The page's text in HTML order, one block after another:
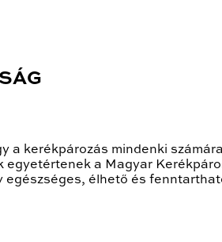
a kerékpározás mindenki
a Magyar
egészséges, élhető és